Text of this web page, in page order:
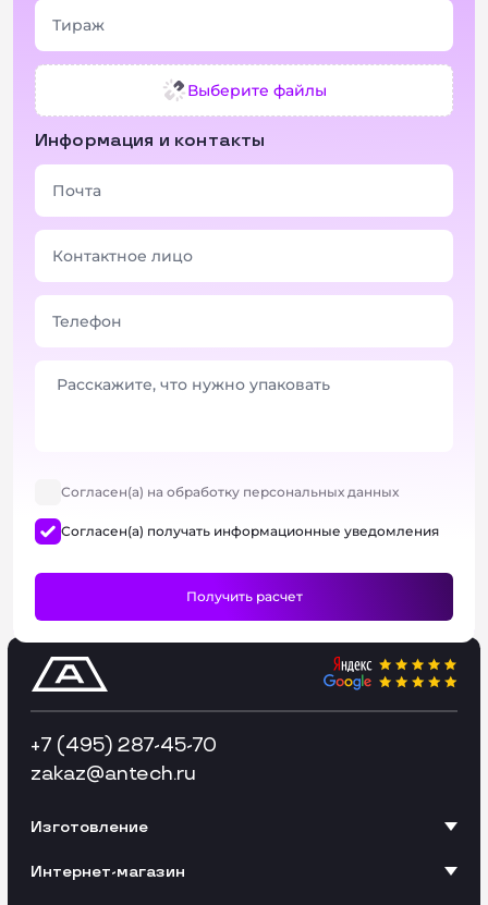
Выберите файлы
Информация и контакты
Согласен(а) на обработку персональных данных
Согласен(а) получать информационные уведомления
+7 (495) 287-45-70
zakaz@antech.ru
Изготовление
Интернет-магазин